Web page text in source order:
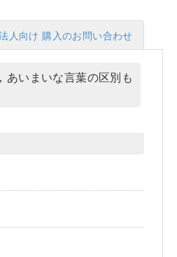
人向け 購入のお問い合わせ
あいまいな言葉の区別も